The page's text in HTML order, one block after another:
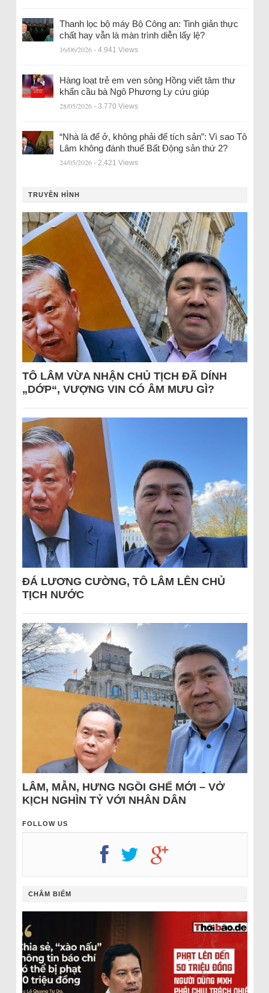
Thanh lọc bộ máy Bộ Công an: Tinh giản thực
chất hay vẫn là màn trình diễn lấy lệ?
16/06/2026 - 4.941 Views
Hàng loạt trẻ em ven sông Hồng viết tâm thư
khẩn cầu bà Ngô Phương Ly cứu giúp
28/05/2026 - 3.770 Views
“Nhà là để ở, không phải để tích sản”: Vì sao Tô
Lâm không đánh thuế Bất Động sản thứ 2?
24/05/2026 - 2.421 Views
TRUYỀN HÌNH
TÔ LÂM VỪA NHẬN CHỦ TỊCH ĐÃ DÍNH
„DỚP“, VƯỢNG VIN CÓ ÂM MƯU GÌ?
ĐÁ LƯƠNG CƯỜNG, TÔ LÂM LÊN CHỦ
TỊCH NƯỚC
LÂM, MẪN, HƯNG NGỒI GHẾ MỚI – VỞ
KỊCH NGHÌN TỶ VỚI NHÂN DÂN
FOLLOW US
CHÂM BIẾM